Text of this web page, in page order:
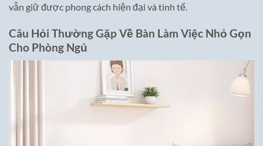
vẫn giữ được phong cách hiện đại và tinh tế.
Câu Hỏi Thường Gặp Về Bàn Làm Việc Nhỏ Gọn
Cho Phòng Ngủ